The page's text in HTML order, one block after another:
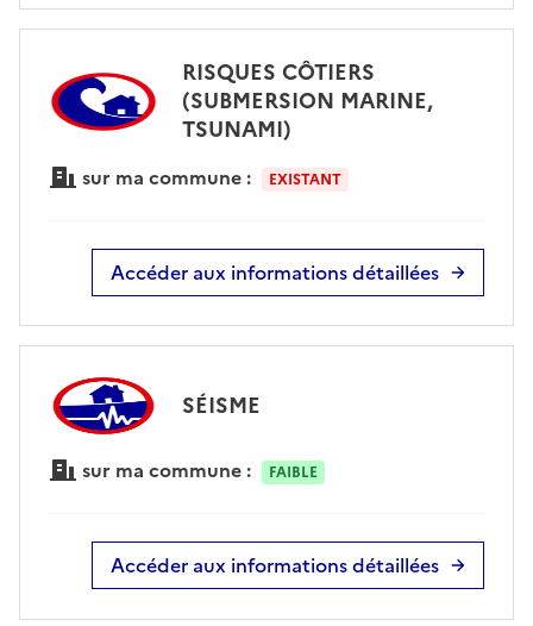
RISQUES CÔTIERS
(SUBMERSION MARINE,
TSUNAMI)
sur ma commune : EXISTANT
Accéder aux informations détaillées
SÉISME
sur ma commune : FAIBLE
Accéder aux informations détaillées